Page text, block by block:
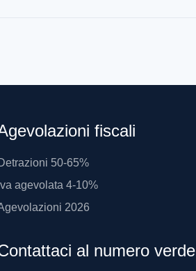
fiscali
50-65%
agevolata 4-10%
2026
al numero verde